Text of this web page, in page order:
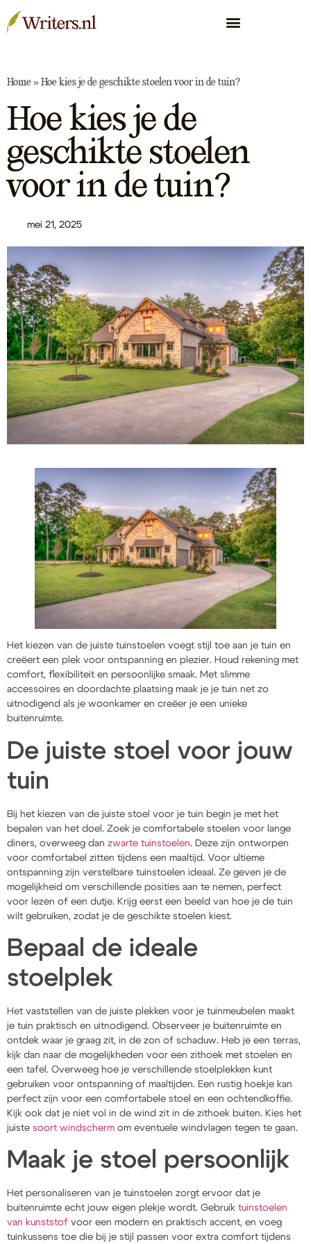
Home » Hoe kies je de geschikte stoelen voor in de tuin?
Hoe kies je de
geschikte stoelen
voor in de tuin?
mei 21, 2025
Het kiezen van de juiste tuinstoelen voegt stijl toe aan je tuin en
creëert een plek voor ontspanning en plezier. Houd rekening met
comfort, flexibiliteit en persoonlijke smaak. Met slimme
accessoires en doordachte plaatsing maak je je tuin net zo
uitnodigend als je woonkamer en creëer je een unieke
buitenruimte.
De juiste stoel voor jouw
tuin
Bij het kiezen van de juiste stoel voor je tuin begin je met het
bepalen van het doel. Zoek je comfortabele stoelen voor lange
diners, overweeg dan zwarte tuinstoelen. Deze zijn ontworpen
voor comfortabel zitten tijdens een maaltijd. Voor ultieme
ontspanning zijn verstelbare tuinstoelen ideaal. Ze geven je de
mogelijkheid om verschillende posities aan te nemen, perfect
voor lezen of een dutje. Krijg eerst een beeld van hoe je de tuin
wilt gebruiken, zodat je de geschikte stoelen kiest.
Bepaal de ideale
stoelplek
Het vaststellen van de juiste plekken voor je tuinmeubelen maakt
je tuin praktisch en uitnodigend. Observeer je buitenruimte en
ontdek waar je graag zit, in de zon of schaduw. Heb je een terras,
kijk dan naar de mogelijkheden voor een zithoek met stoelen en
een tafel. Overweeg hoe je verschillende stoelplekken kunt
gebruiken voor ontspanning of maaltijden. Een rustig hoekje kan
perfect zijn voor een comfortabele stoel en een ochtendkoffie.
Kijk ook dat je niet vol in de wind zit in de zithoek buiten. Kies het
juiste soort windscherm om eventuele windvlagen tegen te gaan.
Maak je stoel persoonlijk
Het personaliseren van je tuinstoelen zorgt ervoor dat je
buitenruimte echt jouw eigen plekje wordt. Gebruik tuinstoelen
van kunststof voor een modern en praktisch accent, en voeg
tuinkussens toe die bij je stijl passen voor extra comfort tijdens